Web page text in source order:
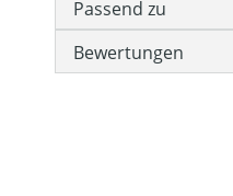
Passend zu
Bewertungen